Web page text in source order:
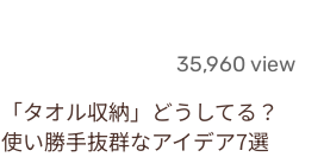
35,960 view
「タオル収納」どうしてる？
使い勝手抜群なアイデア7選